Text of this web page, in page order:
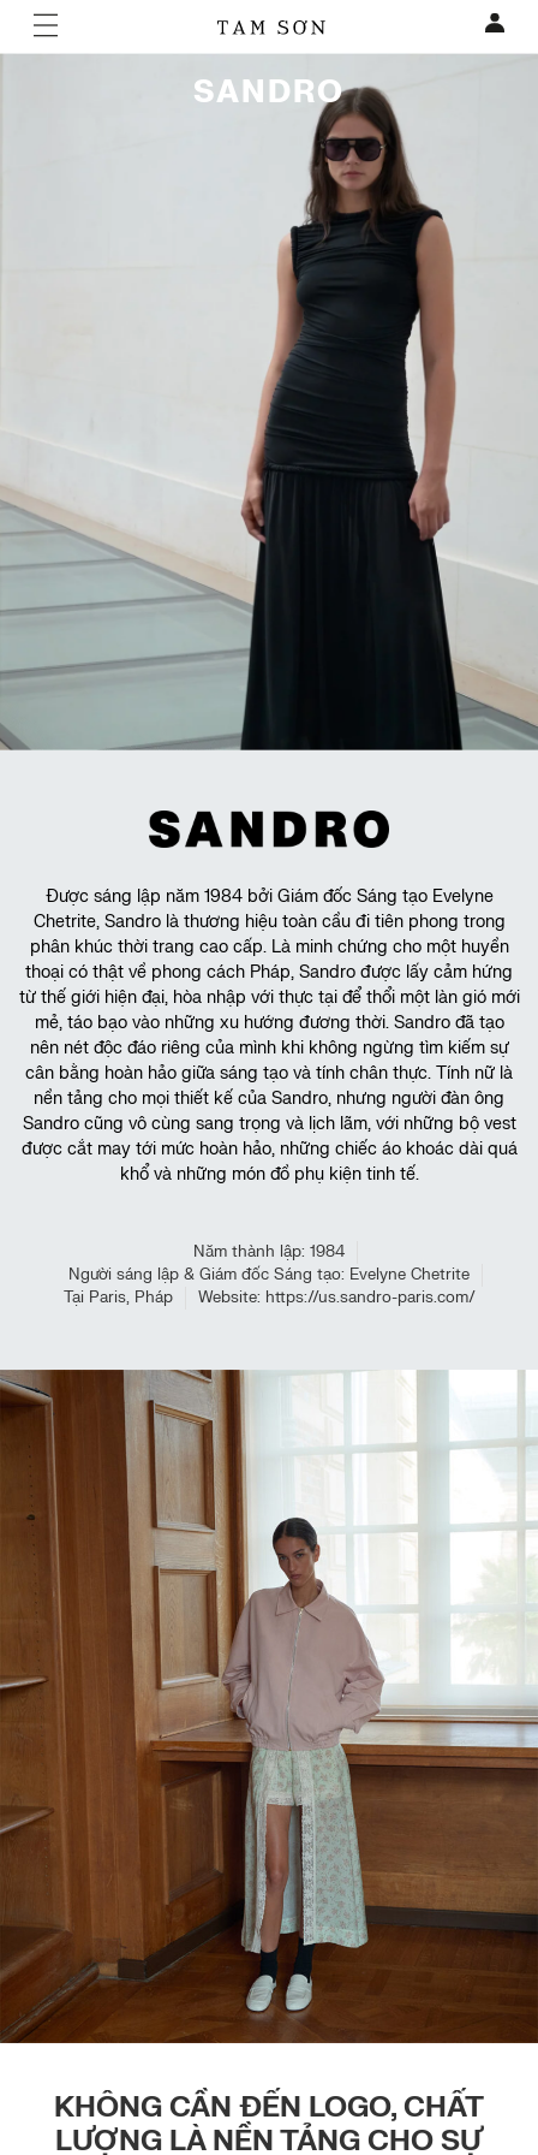
SANDRO
Được sáng lập năm 1984 bởi Giám đốc Sáng tạo Evelyne
Chetrite, Sandro là thương hiệu toàn cầu đi tiên phong trong
phân khúc thời trang cao cấp. Là minh chứng cho một huyền
thoại có thật về phong cách Pháp, Sandro được lấy cảm hứng
từ thế giới hiện đại, hòa nhập với thực tại để thổi một làn gió mới
mẻ, táo bạo vào những xu hướng đương thời. Sandro đã tạo
nên nét độc đáo riêng của mình khi không ngừng tìm kiếm sự
cân bằng hoàn hảo giữa sáng tạo và tính chân thực. Tính nữ là
nền tảng cho mọi thiết kế của Sandro, nhưng người đàn ông
Sandro cũng vô cùng sang trọng và lịch lãm, với những bộ vest
được cắt may tới mức hoàn hảo, những chiếc áo khoác dài quá
khổ và những món đồ phụ kiện tinh tế.
Năm thành lập: 1984
Người sáng lập & Giám đốc Sáng tạo: Evelyne Chetrite
Tại Paris, Pháp
Website: https://us.sandro-paris.com/
KHÔNG CẦN ĐẾN LOGO, CHẤT
LƯỢNG LÀ NỀN TẢNG CHO SỰ